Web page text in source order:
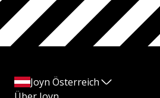
Joyn Österreich